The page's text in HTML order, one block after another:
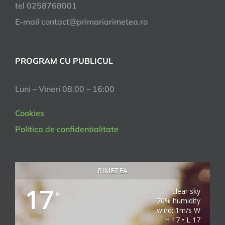
tel 0258768001
E-mail contact@primariarimetea.ro
PROGRAM CU PUBLICUL
Luni – Vineri 08.00 – 16:00
Cookies
Politica de confidentialitate
RIMETEA
17°
clear sky
70% humidity
wind: 1m/s W
H 17 • L 17